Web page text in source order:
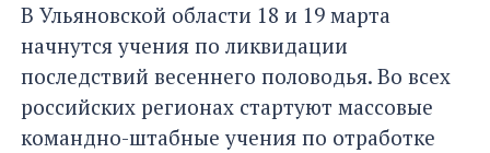
В Ульяновской области 18 и 19 марта
начнутся учения по ликвидации
последствий весеннего половодья. Во всех
российских регионах стартуют массовые
командно-штабные учения по отработке